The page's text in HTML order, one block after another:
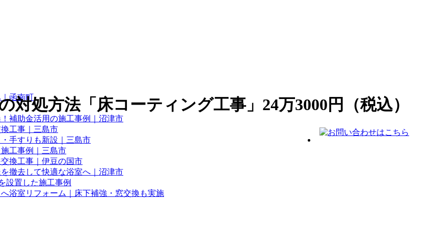
処方法「床コーティング工事」24万3000円（税込）
函南町
補助金活用の施工事例｜沼津市
工事｜三島市
手すりも新設｜三島市
工事例｜三島市
換工事｜伊豆の国市
撤去して快適な浴室へ｜沼津市
設置した施工事例
浴室リフォーム｜床下補強・窓交換も実施